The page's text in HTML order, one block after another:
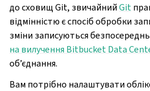
до сховищ Git, звичайнийGit
відмінністю є спосіб обробки
зміни записуються
на вилучення Bitbucket Data
об’єднання.
Вам потрібно налаштувати